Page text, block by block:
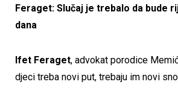
Feraget: Slučaj je trebalo da bude
dana
Ifet Feraget, advokat porodice
djeci treba novi put, trebaju im novi